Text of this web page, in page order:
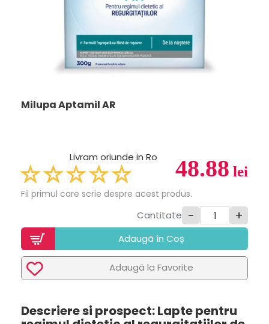
Milupa Aptamil AR
48.88 lei
Livram oriunde in Ro
Fii primul care scrie despre acest produs.
Cantitate - +
Adaugã în Coș
Adaugã la Favorite
Descriere si prospect: Lapte pentru